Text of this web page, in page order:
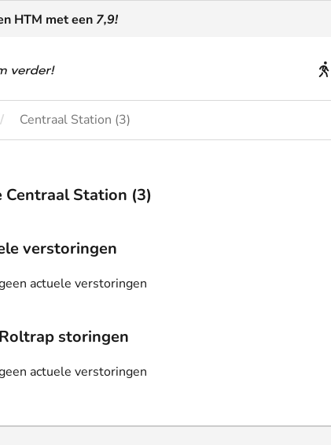
HTM met een 7,9!
Centraal Station (3)
Centraal Station (3)
verstoringen
actuele verstoringen
storingen
actuele verstoringen